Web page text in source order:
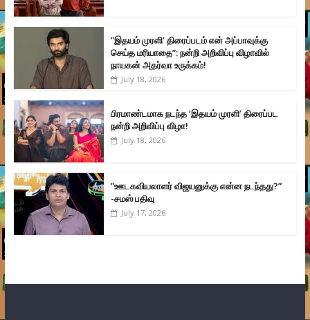
”இதயம் முரளி’ திரைப்படம் என் அப்பாவுக்கு
செய்த மரியாதை”: நன்றி அறிவிப்பு விழாவில்
நாயகன் அதர்வா உருக்கம்!
July 18, 2026
பிரமாண்டமாக நடந்த ‘இதயம் முரளி’ திரைப்பட
நன்றி அறிவிப்பு விழா!
July 18, 2026
”ஊடகவியலாளர் விஜயனுக்கு என்ன நடந்தது?”
-சமஸ் பதிவு
July 17, 2026